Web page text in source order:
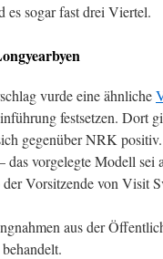
es sogar fast drei Viertel.
vurde eine ähnliche
festsetzen. Dort
gegenüber NRK
das vorgelegte Modell sei
Vorsitzende von Visit
aus der